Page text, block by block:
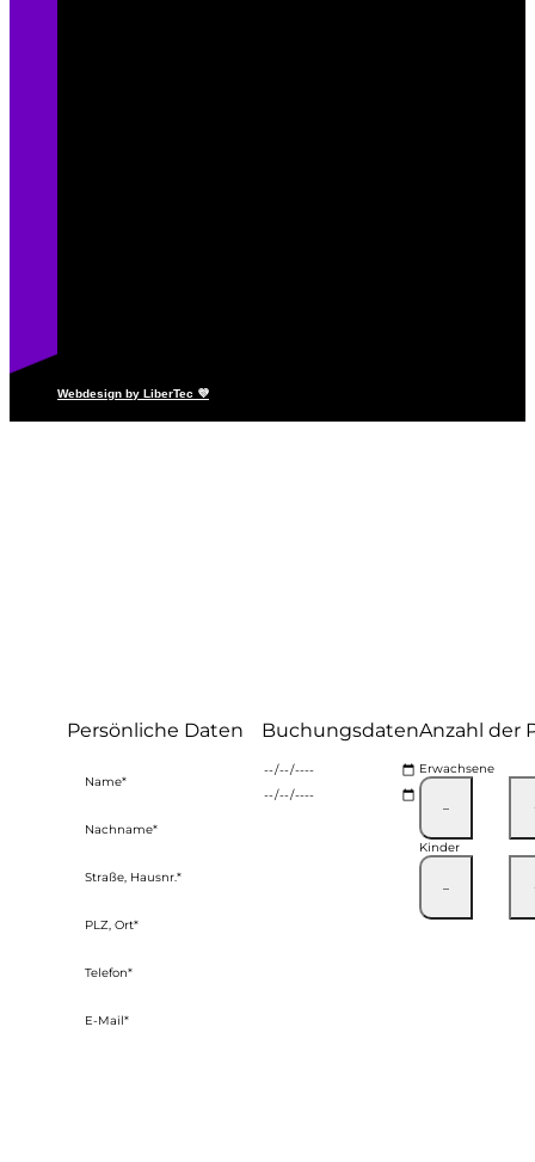
Webdesign by LiberTec 💜
Persönliche Daten BuchungsdatenAnzahl der
Erwachsene
–
Kinder
–